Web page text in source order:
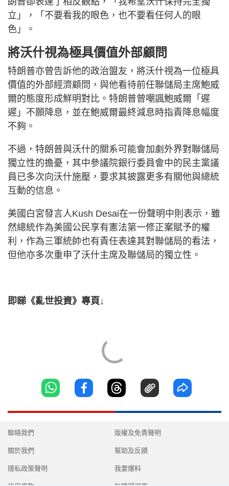
立」，「不要看我的眼色，也不要看任何人的眼
色」。
將沃什視為極具價值外部顧問
特朗普亦曾告訴他的政治盟友，將沃什視為一位極具
價值的外部經濟顧問，與他看待前任聯儲局主席鮑威
爾的態度形成鮮明對比。特朗普曾嘲諷鮑威爾「遲
遲」不願降息，並在鮑威爾最終減息時指責降息幅度
不夠。
不過，特朗普與沃什的關系可能會加劇外界對聯儲局
獨立性的擔憂，其中參議院銀行委員會中的民主黨議
員已多次向沃什施壓，要求其披露更多有關他與總統
互動的信息。
美國白宮發言人Kush Desai在一份聲明中則表示，雖
然總統作為美國公民享有憲法第一修正案賦予的權
利，作為三軍統帥也有責任表達其對聯儲局的看法，
但他亦多次重申了沃什主席及聯儲局的獨立性。
即睇《亂世投資》專頁↓
聯絡我們
關於我們
隱私政策聲明
版權及免責聲明
幫助及反饋
我要爆料